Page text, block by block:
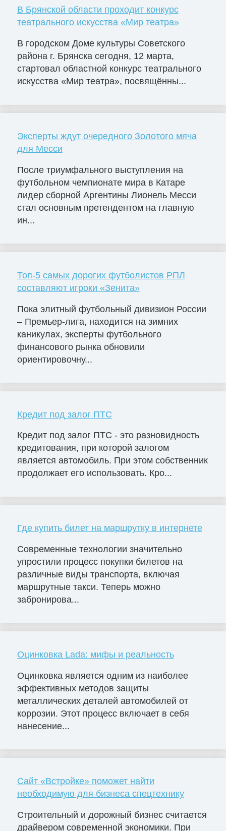
В Брянской области проходит конкурс
театрального искусства «Мир театра»
В городском Доме культуры Советского
района г. Брянска сегодня, 12 марта,
стартовал областной конкурс театрального
искусства «Мир театра», посвящённы...
Эксперты ждут очередного Золотого мяча
для Месси
После триумфального выступления на
футбольном чемпионате мира в Катаре
лидер сборной Аргентины Лионель Месси
стал основным претендентом на главную
ин...
Топ-5 самых дорогих футболистов РПЛ
составляют игроки «Зенита»
Пока элитный футбольный дивизион России
– Премьер-лига, находится на зимних
каникулах, эксперты футбольного
финансового рынка обновили
ориентировочну...
Кредит под залог ПТС
Кредит под залог ПТС - это разновидность
кредитования, при которой залогом
является автомобиль. При этом собственник
продолжает его использовать. Кро...
Где купить билет на маршрутку в интернете
Современные технологии значительно
упростили процесс покупки билетов на
различные виды транспорта, включая
маршрутные такси. Теперь можно
забронирова...
Оцинковка Lada: мифы и реальность
Оцинковка является одним из наиболее
эффективных методов защиты
металлических деталей автомобилей от
коррозии. Этот процесс включает в себя
нанесение...
Сайт «Встройке» поможет найти
необходимую для бизнеса спецтехнику
Строительный и дорожный бизнес считается
драйвером современной экономики. При